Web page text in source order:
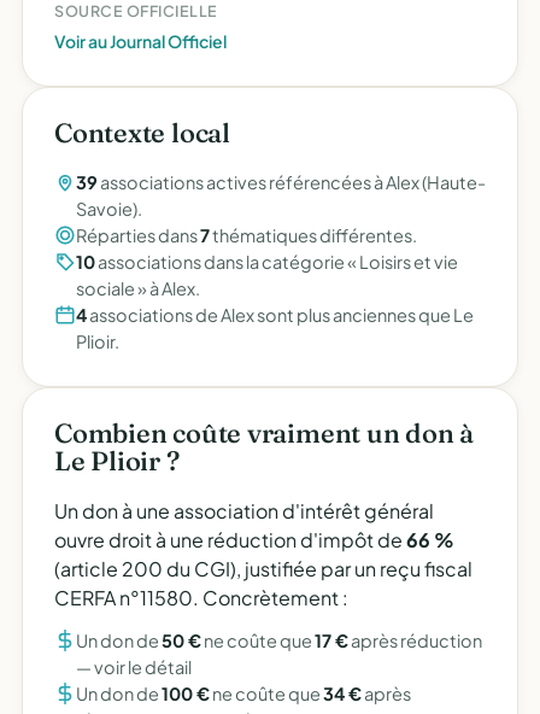
SOURCE OFFICIELLE
Voir au Journal Officiel
Contexte local
39 associations actives référencées à Alex (Haute-
Savoie).
Réparties dans7thématiques différentes.
10associations dans la catégorie « Loisirs et vie
sociale » à Alex.
4associations de Alex sont plus anciennes que Le
Plioir.
Combien coûte vraiment un don à
Le Plioir ?
Un don à une association d'intérêt général
ouvre droit à une réduction d'impôt de66 %
(article 200 du CGI), justifiée par un reçu fiscal
CERFA n°11580. Concrètement :
Un don de50 €ne coûte que17 €après réduction
—voir le détail
Un don de100 €ne coûte que34 €après